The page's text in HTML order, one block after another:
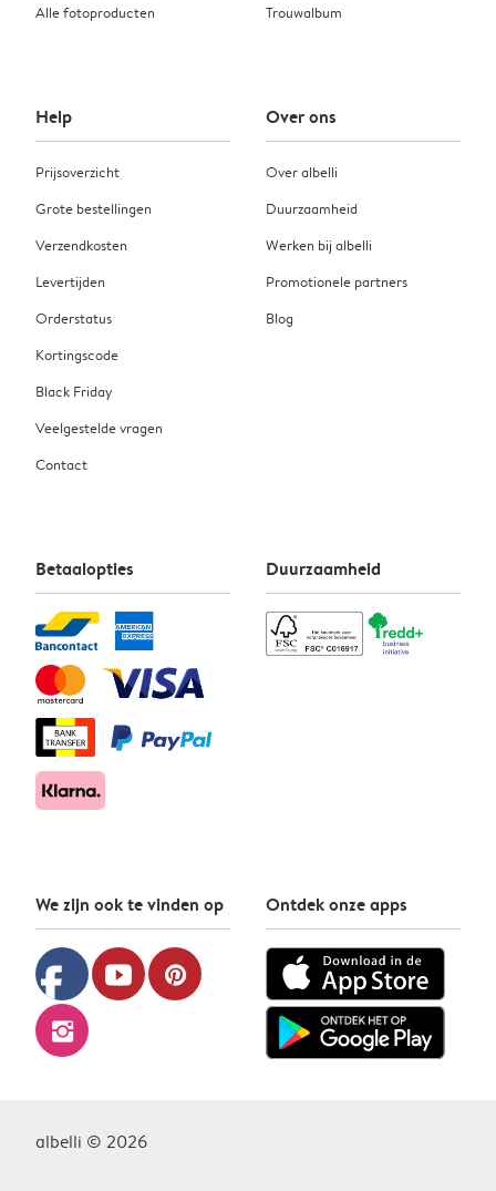
Alle fotoproducten
Trouwalbum
Help
Prijsoverzicht
Grote bestellingen
Verzendkosten
Levertijden
Orderstatus
Kortingscode
Black Friday
Veelgestelde vragen
Contact
Over ons
Over albelli
Duurzaamheid
Werken bij albelli
Promotionele partners
Blog
Betaalopties Duurzaamheid
We zijn ook te vinden op
facebook youtube pinterest
instagram
Ontdek onze apps
albelli © 2026